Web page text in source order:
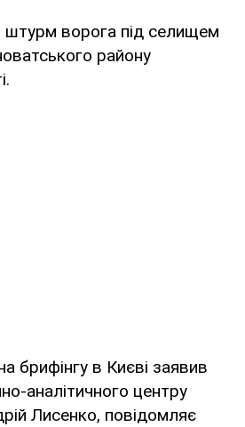
штурм ворога під селищем
району
брифінгу в Києві заявив
аналітичного центру
Лисенко, повідомляє